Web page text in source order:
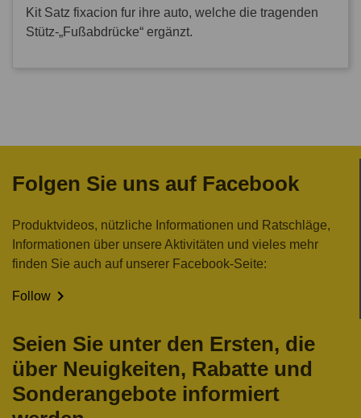
Kit Satz fixacion fur ihre auto, welche die tragenden
Stütz-„Fußabdrücke“ ergänzt.
Folgen Sie uns auf Facebook
Produktvideos, nützliche Informationen und Ratschläge,
Informationen über unsere Aktivitäten und vieles mehr
finden Sie auch auf unserer Facebook-Seite:
Follow 
Seien Sie unter den Ersten, die
über Neuigkeiten, Rabatte und
Sonderangebote informiert